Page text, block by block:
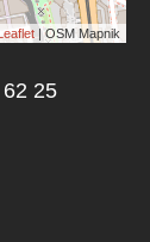
| OSM Mapnik
25